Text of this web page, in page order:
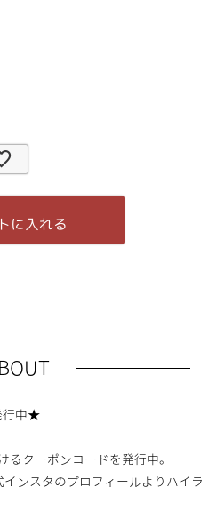
に入れる
行中★
るクーポンコードを発行中。
インスタのプロフィールより ハイラ